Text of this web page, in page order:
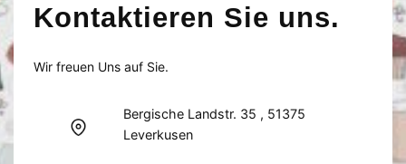
Kontaktieren Sie uns.
Wir freuen Uns auf Sie.
Bergische Landstr. 35 , 51375
Leverkusen